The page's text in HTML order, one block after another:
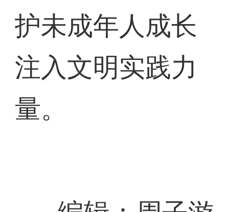
护未成年人成长
注入文明实践力
量。